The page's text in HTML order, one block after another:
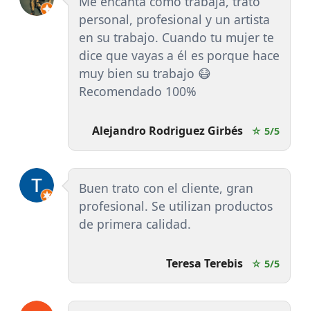
personal, profesional y un artista
en su trabajo. Cuando tu mujer te
dice que vayas a él es porque hace
muy bien su trabajo 😷
Recomendado 100%
Alejandro Rodriguez Girbés ☆ 5/5
Buen trato con el cliente, gran
profesional. Se utilizan productos
de primera calidad.
Teresa Terebis ☆ 5/5